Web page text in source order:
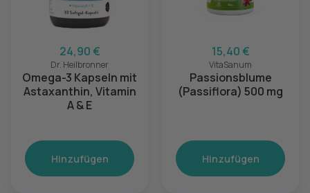
24,90 €
Dr. Heilbronner
Omega-3 Kapseln mit
Astaxanthin, Vitamin
A & E
Hinzufügen
15,40 €
VitaSanum
Passionsblume
(Passiflora) 500 mg
Hinzufügen